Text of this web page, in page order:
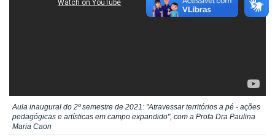
Aula inaugural do 2º semestre de 2021: "Atravessar territórios a pé - ações
pedagógicas e artísticas em campo expandido", com a Profa Dra Paulina
Maria Caon